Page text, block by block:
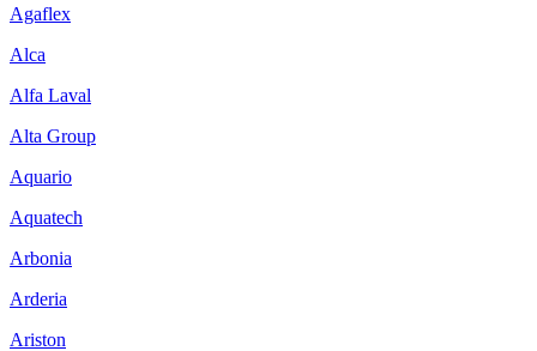
Agaflex
Alca
Alfa Laval
Alta Group
Aquario
Aquatech
Arbonia
Arderia
Ariston